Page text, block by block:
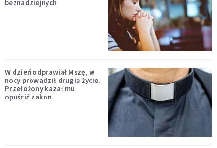
beznadziejnych
W dzień odprawiał Mszę, w
nocy prowadził drugie życie.
Przełożony kazał mu
opuścić zakon